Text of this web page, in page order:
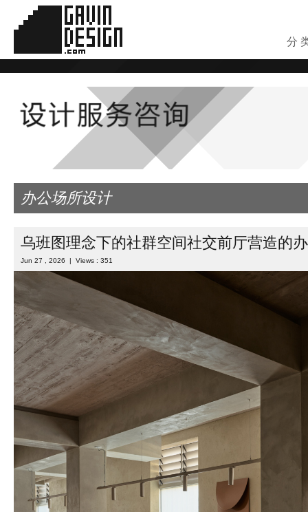
分
办公场所设计
乌班图理念下的社群空间社交前厅营造的
Jun 27 , 2026 | Views : 351